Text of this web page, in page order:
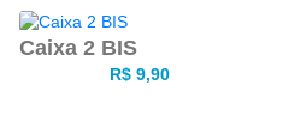
Caixa 2 BIS
R$9,90